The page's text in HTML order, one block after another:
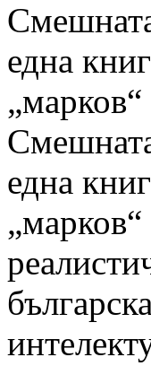
една
една